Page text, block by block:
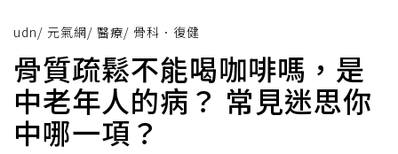
udn/ 元氣網/ 醫療/ 骨科．復健
骨質疏鬆不能喝咖啡嗎，是
中老年人的病？ 常見迷思你
中哪一項？